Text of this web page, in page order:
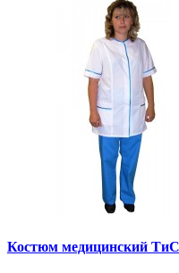
Костюм медицинский